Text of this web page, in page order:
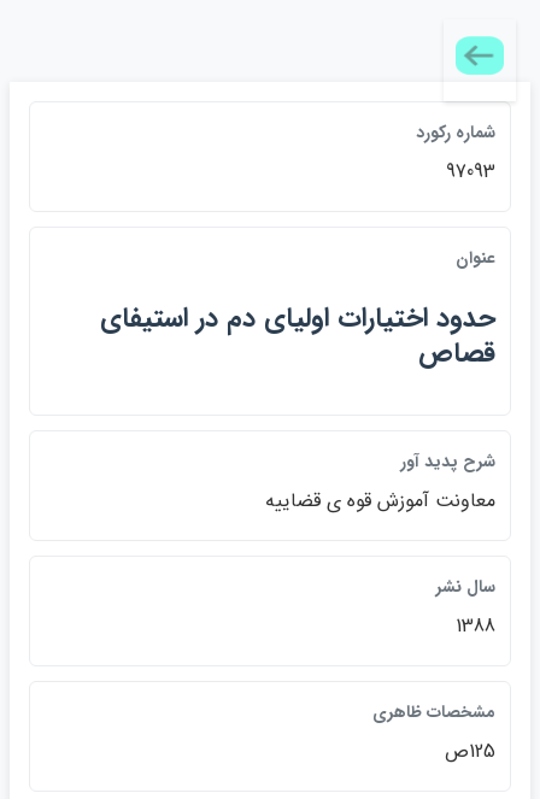
شماره ركورد
97093
عنوان
حدود اختيارات اولياي دم در استيفاي
قصاص
شرح پديد آور
معاونت آموزش قوه ي قضاييه
سال نشر
1388
مشخصات ظاهري
125ص